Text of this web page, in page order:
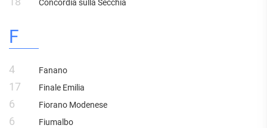
Concordia sulla Secchia
F
4 Fanano
17 Finale Emilia
6 Fiorano Modenese
6 Fiumalbo